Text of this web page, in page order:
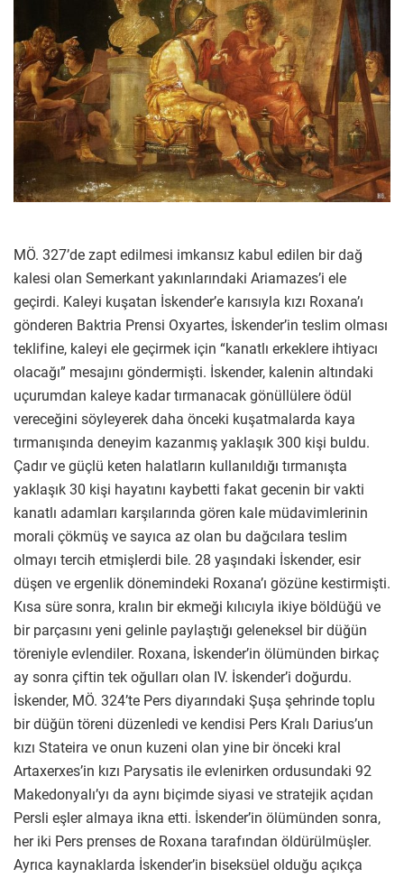
MÖ. 327’de zapt edilmesi imkansız kabul edilen bir dağ
kalesi olan Semerkant yakınlarındaki Ariamazes’i ele
geçirdi. Kaleyi kuşatan İskender’e karısıyla kızı Roxana’ı
gönderen Baktria Prensi Oxyartes, İskender’in teslim olması
teklifine, kaleyi ele geçirmek için “kanatlı erkeklere ihtiyacı
olacağı” mesajını göndermişti. İskender, kalenin altındaki
uçurumdan kaleye kadar tırmanacak gönüllülere ödül
vereceğini söyleyerek daha önceki kuşatmalarda kaya
tırmanışında deneyim kazanmış yaklaşık 300 kişi buldu.
Çadır ve güçlü keten halatların kullanıldığı tırmanışta
yaklaşık 30 kişi hayatını kaybetti fakat gecenin bir vakti
kanatlı adamları karşılarında gören kale müdavimlerinin
morali çökmüş ve sayıca az olan bu dağcılara teslim
olmayı tercih etmişlerdi bile. 28 yaşındaki İskender, esir
düşen ve ergenlik dönemindeki Roxana’ı gözüne kestirmişti.
Kısa süre sonra, kralın bir ekmeği kılıcıyla ikiye böldüğü ve
bir parçasını yeni gelinle paylaştığı geleneksel bir düğün
töreniyle evlendiler. Roxana, İskender’in ölümünden birkaç
ay sonra çiftin tek oğulları olan IV. İskender’i doğurdu.
İskender, MÖ. 324’te Pers diyarındaki Şuşa şehrinde toplu
bir düğün töreni düzenledi ve kendisi Pers Kralı Darius’un
kızı Stateira ve onun kuzeni olan yine bir önceki kral
Artaxerxes’in kızı Parysatis ile evlenirken ordusundaki 92
Makedonyalı’yı da aynı biçimde siyasi ve stratejik açıdan
Persli eşler almaya ikna etti. İskender’in ölümünden sonra,
her iki Pers prenses de Roxana tarafından öldürülmüşler.
Ayrıca kaynaklarda İskender’in biseksüel olduğu açıkça